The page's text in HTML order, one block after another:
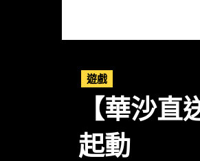
遊戲
【華沙
起動